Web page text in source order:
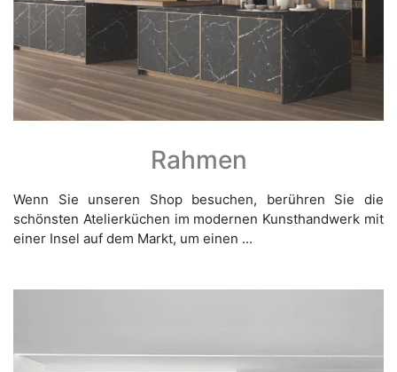
Rahmen
Wenn Sie unseren Shop besuchen, berühren Sie die
schönsten Atelierküchen im modernen Kunsthandwerk mit
einer Insel auf dem Markt, um einen ...